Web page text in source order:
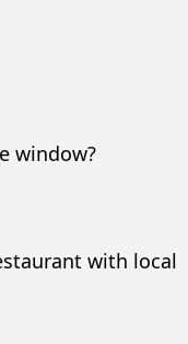
window?
with local